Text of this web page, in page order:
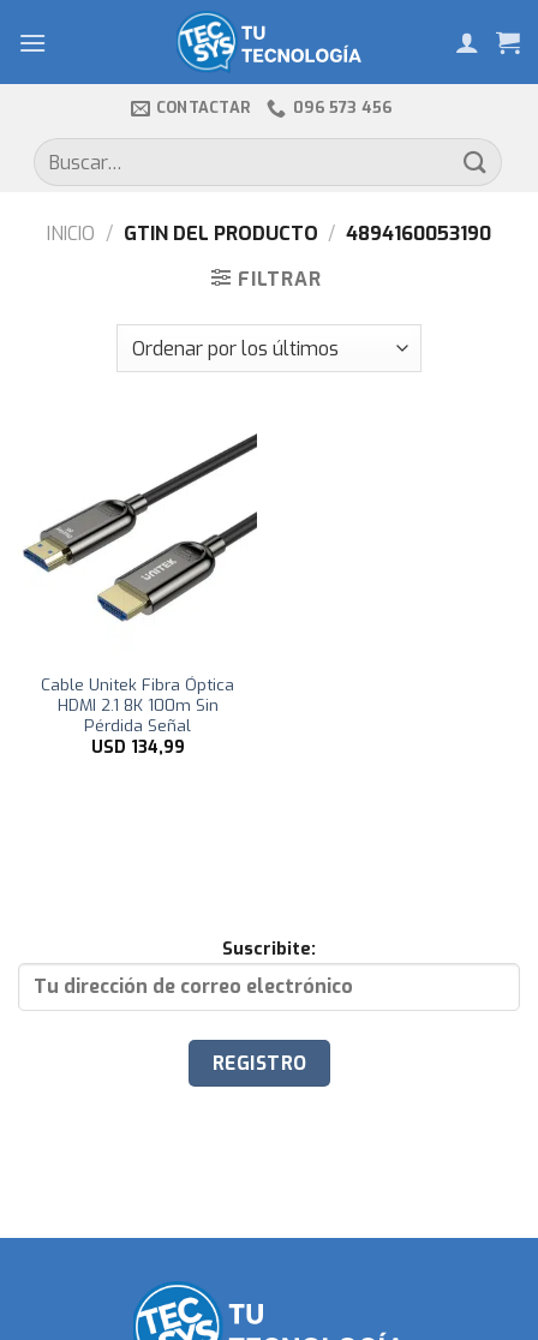
CONTACTAR 096 573 456
Buscar
por:
INICIO / GTIN DEL PRODUCTO / 4894160053190
FILTRAR
Cable Unitek Fibra Óptica
HDMI 2.1 8K 100m Sin
Pérdida Señal
USD 134,99
Suscribite: